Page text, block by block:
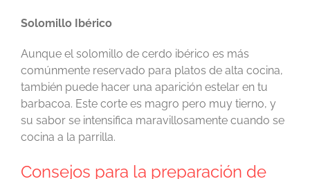
Solomillo Ibérico
Aunque el solomillo de cerdo ibérico es más
comúnmente reservado para platos de alta cocina,
también puede hacer una aparición estelar en tu
barbacoa. Este corte es magro pero muy tierno, y
su sabor se intensifica maravillosamente cuando se
cocina a la parrilla.
Consejos para la preparación de